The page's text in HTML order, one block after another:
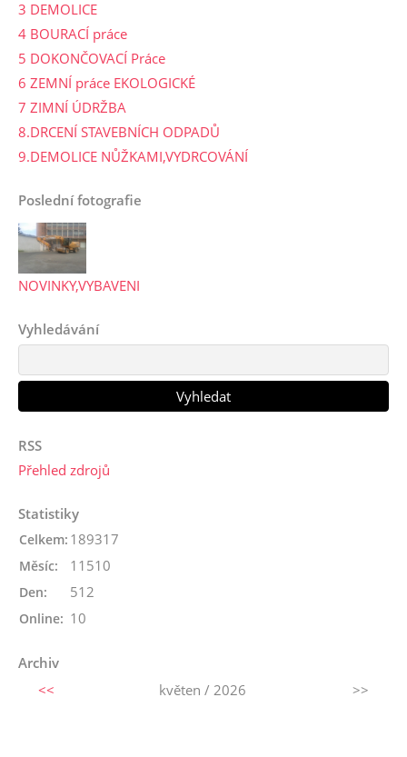
3 DEMOLICE
4 BOURACÍ práce
5 DOKONČOVACÍ Práce
6 ZEMNÍ práce EKOLOGICKÉ
7 ZIMNÍ ÚDRŽBA
8.DRCENÍ STAVEBNÍCH ODPADŮ
9.DEMOLICE NŮŽKAMI,VYDRCOVÁNÍ
Poslední fotografie
NOVINKY,VYBAVENI
Vyhledávání
RSS
Přehled zdrojů
Statistiky
Online: 10
Celkem: 189317
Měsíc: 11510
Den: 512
Archiv
<<
květen / 2026 >>